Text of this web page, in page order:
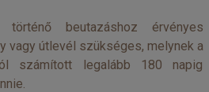
történő beutazáshoz érvényes
vagy útlevél szükséges, melynek a
számított legalább 180 napig